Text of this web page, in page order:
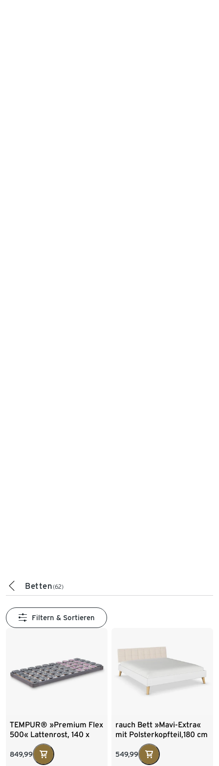
Betten(62)
Filtern & Sortieren
TEMPUR® »Premium Flex
500« Lattenrost, 140 x
200 cm
849,99
rauch Bett »Mavi-Extra«
mit Polsterkopfteil,180 cm
Liegefläche, weiß
549,99